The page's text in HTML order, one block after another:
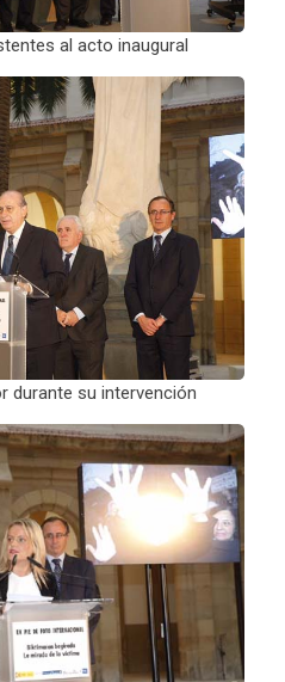
al acto inaugural
durante su intervención